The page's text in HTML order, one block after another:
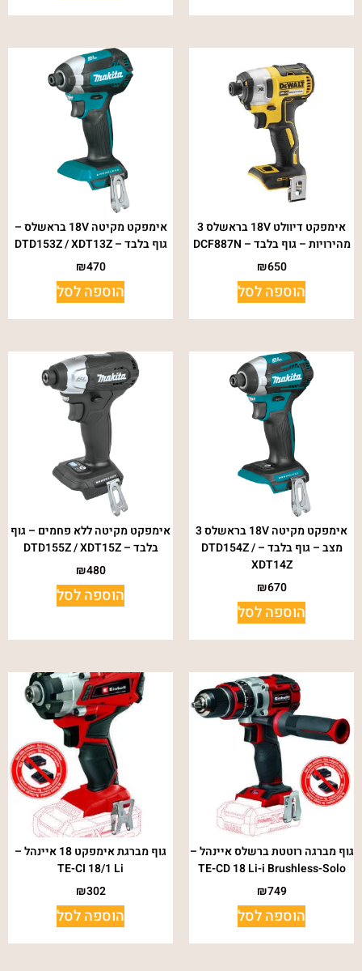
אימפקט דיוולט 18V בראשלס 3
מהירויות – גוף בלבד – DCF887N
₪650
הוספה לסל
אימפקט מקיטה 18V בראשלס –
גוף בלבד – DTD153Z / XDT13Z
₪470
הוספה לסל
אימפקט מקיטה 18V בראשלס 3
מצב – גוף בלבד – DTD154Z /
XDT14Z
₪670
הוספה לסל
אימפקט מקיטה ללא פחמים – גוף
בלבד – DTD155Z / XDT15Z
₪480
הוספה לסל
גוף מברגה רוטטת ברשלס איינהל –
TE-CD 18 Li-i Brushless-Solo
₪749
הוספה לסל
גוף מברגת אימפקט 18 איינהל –
TE-CI 18/1 Li
₪302
הוספה לסל